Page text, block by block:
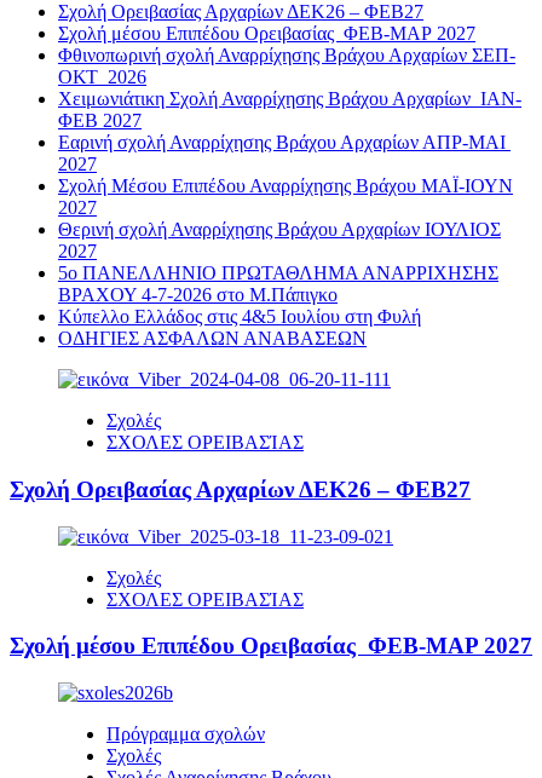
Σχολή Ορειβασίας Αρχαρίων ΔΕΚ26 – ΦΕΒ27
Σχολή μέσου Επιπέδου Ορειβασίας ΦΕΒ-ΜΑΡ 2027
Φθινοπωρινή σχολή Αναρρίχησης Βράχου Αρχαρίων ΣΕΠ-
ΟΚΤ 2026
Χειμωνιάτικη Σχολή Αναρρίχησης Βράχου Αρχαρίων ΙΑΝ-
ΦΕΒ 2027
Εαρινή σχολή Αναρρίχησης Βράχου Αρχαρίων ΑΠΡ-ΜΑΙ
2027
Σχολή Μέσου Επιπέδου Αναρρίχησης Βράχου ΜΑΪ-ΙΟΥΝ
2027
Θερινή σχολή Αναρρίχησης Βράχου Αρχαρίων ΙΟΥΛΙΟΣ
2027
5ο ΠΑΝΕΛΛΗΝΙΟ ΠΡΩΤΑΘΛΗΜΑ ΑΝΑΡΡΙΧΗΣΗΣ
ΒΡΑΧΟΥ 4-7-2026 στο Μ.Πάπιγκο
Κύπελλο Ελλάδος στις 4&5 Ιουλίου στη Φυλή
ΟΔΗΓΙΕΣ ΑΣΦΑΛΩΝ ΑΝΑΒΑΣΕΩΝ
Σχολές
ΣΧΟΛΕΣ ΟΡΕΙΒΑΣΊΑΣ
Σχολή Ορειβασίας Αρχαρίων ΔΕΚ26 – ΦΕΒ27
Σχολές
ΣΧΟΛΕΣ ΟΡΕΙΒΑΣΊΑΣ
Σχολή μέσου Επιπέδου Ορειβασίας ΦΕΒ-ΜΑΡ 2027
Πρόγραμμα σχολών
Σχολές